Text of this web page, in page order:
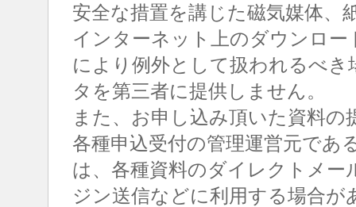
安全な措置を講じた磁気媒体、
インターネット上のダウンロ
により例外として扱われるべ
タを第三者に提供しません。
また、お申し込み頂いた資料
各種申込受付の管理運営元であ
は、各種資料のダイレクトメー
ジン送信などに利用する場合